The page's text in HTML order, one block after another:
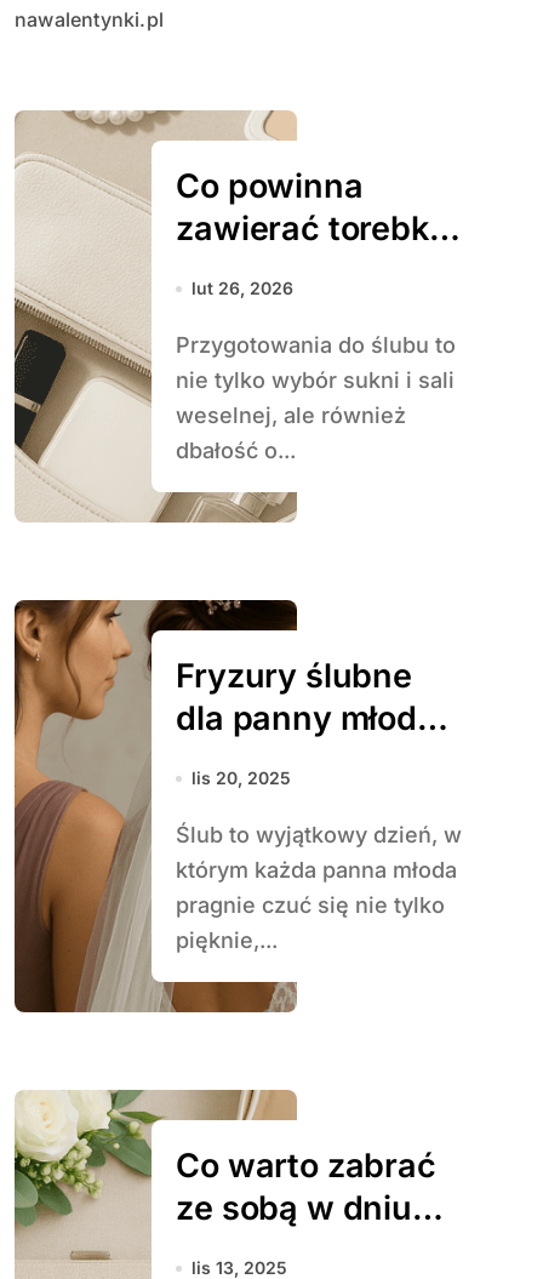
nawalentynki.pl
Co powinna
zawierać torebka
panny młodej
lut 26, 2026
Przygotowania do ślubu to
nie tylko wybór sukni i sali
weselnej, ale również
dbałość o...
Fryzury ślubne
dla panny młodej i
druhen
lis 20, 2025
Ślub to wyjątkowy dzień, w
którym każda panna młoda
pragnie czuć się nie tylko
pięknie,...
Co warto zabrać
ze sobą w dniu
ślubu –
lis 13, 2025